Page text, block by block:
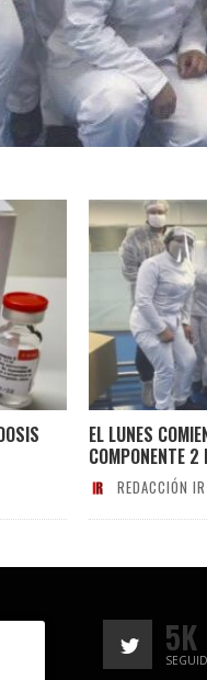
EL LUNES
COMPONENTE
REDACCIÓN IR
5K